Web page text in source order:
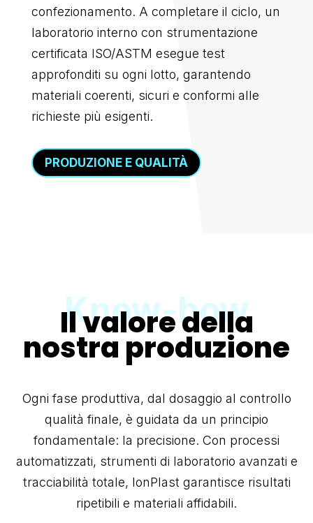
confezionamento. A completare il ciclo, un
laboratorio interno con strumentazione
certificata ISO/ASTM esegue test
approfonditi su ogni lotto, garantendo
materiali coerenti, sicuri e conformi alle
richieste più esigenti.
PRODUZIONE E QUALITÀ
Il valore della
nostra produzione
Ogni fase produttiva, dal dosaggio al controllo
qualità finale, è guidata da un principio
fondamentale: la precisione. Con processi
automatizzati, strumenti di laboratorio avanzati e
tracciabilità totale, IonPlast garantisce risultati
ripetibili e materiali affidabili.